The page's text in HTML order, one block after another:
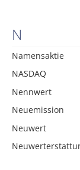
N
Namensaktie
NASDAQ
Nennwert
Neuemission
Neuwert